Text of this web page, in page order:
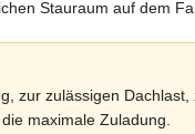
Stauraum auf dem
zur zulässigen
maximale Zuladung.